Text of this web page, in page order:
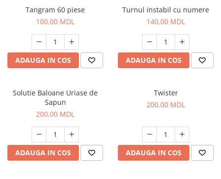
Tangram 60 piese
100,00 MDL
ADAUGA IN COS
Turnul instabil cu numere
140,00 MDL
ADAUGA IN COS
Solutie Baloane Uriase de
Sapun
200,00 MDL
ADAUGA IN COS
Twister
200,00 MDL
ADAUGA IN COS